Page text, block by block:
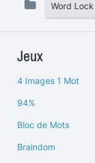
Word Lock
Jeux
4 Images 1 Mot
94%
Bloc de Mots
Braindom